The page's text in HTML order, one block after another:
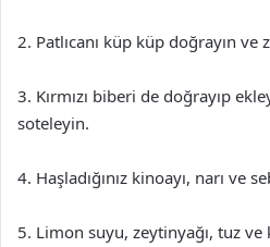
2. Patlıcanı küp küp doğrayın ve
3. Kırmızı biberi de doğrayıp
soteleyin.
4. Haşladığınız kinoayı, narı ve
5. Limon suyu, zeytinyağı, tuz ve